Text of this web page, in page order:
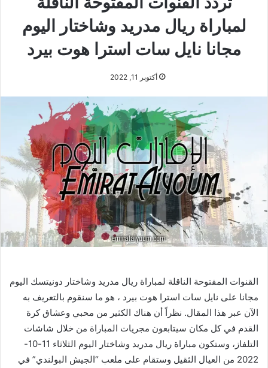
لمباراة ريال مدريد وشاختار اليوم
مجانا نايل سات استرا هوت بيرد
أكتوبر 11, 2022
القنوات المفتوحة الناقلة لمباراة ريال مدريد وشاختار دونيتسك اليوم
مجانا على نايل سات استرا هوت بيرد ، هو ما سنقوم بالتعريف به
الآن عبر هذا المقال. نظراً أن هناك الكثير من محبي وعشاق كرة
القدم في كل مكان سيتابعون مجريات المباراة من خلال شاشات
التلفاز، وستكون مباراة ريال مدريد وشاختار اليوم الثلاثاء 11-10-
2022 من العيال الثقيل وستقام على ملعب “الجيش البولندي” في